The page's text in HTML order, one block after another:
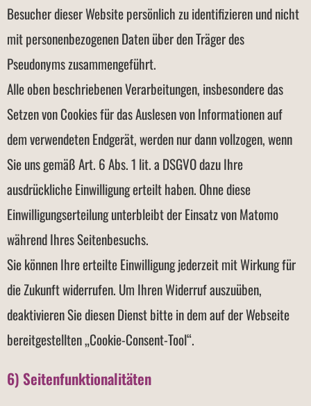
Besucher dieser Website persönlich zu identifizieren und nicht
mit personenbezogenen Daten über den Träger des
Pseudonyms zusammengeführt.
Alle oben beschriebenen Verarbeitungen, insbesondere das
Setzen von Cookies für das Auslesen von Informationen auf
dem verwendeten Endgerät, werden nur dann vollzogen, wenn
Sie uns gemäß Art. 6 Abs. 1 lit. a DSGVO dazu Ihre
ausdrückliche Einwilligung erteilt haben. Ohne diese
Einwilligungserteilung unterbleibt der Einsatz von Matomo
während Ihres Seitenbesuchs.
Sie können Ihre erteilte Einwilligung jederzeit mit Wirkung für
die Zukunft widerrufen. Um Ihren Widerruf auszuüben,
deaktivieren Sie diesen Dienst bitte in dem auf der Webseite
bereitgestellten „Cookie-Consent-Tool“.
6) Seitenfunktionalitäten